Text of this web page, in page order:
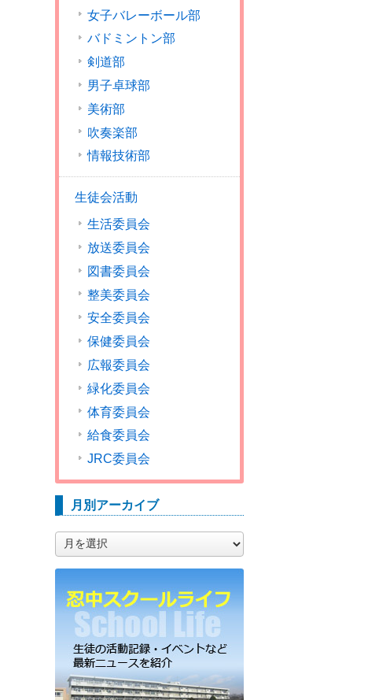
女子バレーボール部
バドミントン部
剣道部
男子卓球部
美術部
吹奏楽部
情報技術部
生徒会活動
生活委員会
放送委員会
図書委員会
整美委員会
安全委員会
保健委員会
広報委員会
緑化委員会
体育委員会
給食委員会
JRC委員会
月別アーカイブ
別
ア
カ